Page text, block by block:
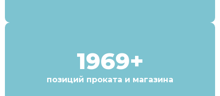
1969+
позиций проката и магазина